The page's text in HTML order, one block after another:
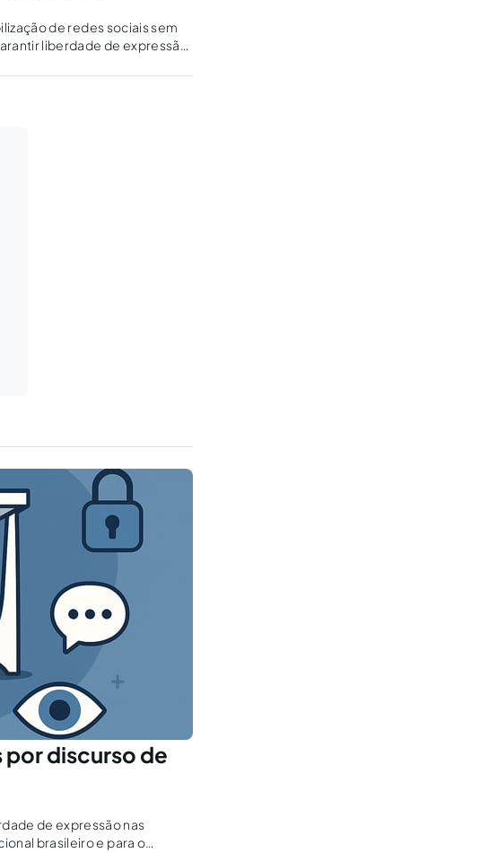
de redes sociais sem
liberdade de expressão
discurso de
de expressão nas
brasileiro e para o